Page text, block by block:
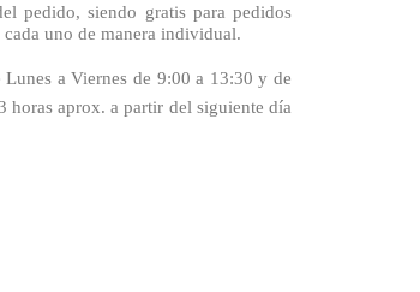
pedido, siendo gratis para pedidos
uno de manera individual.
a Viernes de 9:00 a 13:30 y de
horas aprox. a partir del siguiente día